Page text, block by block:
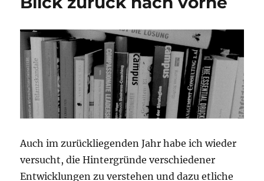
Auch im zurückliegenden Jahr habe ich wieder
versucht, die Hintergründe verschiedener
Entwicklungen zu verstehen und dazu etliche